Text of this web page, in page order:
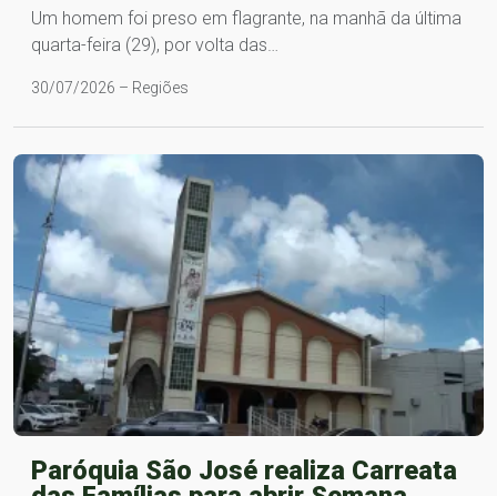
Um homem foi preso em flagrante, na manhã da última
quarta-feira (29), por volta das…
30/07/2026 – Regiões
Paróquia São José realiza Carreata